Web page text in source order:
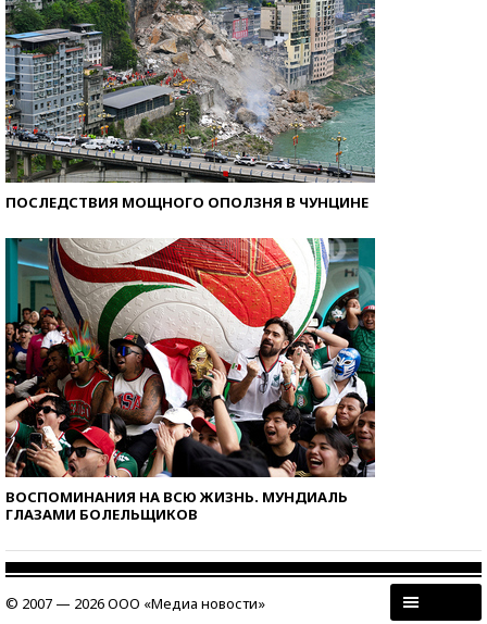
ПОСЛЕДСТВИЯ МОЩНОГО ОПОЛЗНЯ В ЧУНЦИНЕ
ВОСПОМИНАНИЯ НА ВСЮ ЖИЗНЬ. МУНДИАЛЬ
ГЛАЗАМИ БОЛЕЛЬЩИКОВ
© 2007 — 2026 ООО «Медиа новости»